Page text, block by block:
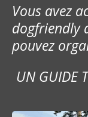
Vous avez
dogfriendly
pouvez
UN GUIDE